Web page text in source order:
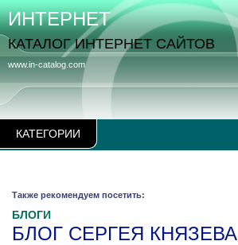
КАТЕГОРИИ
www.in-catalog.com
ИНТЕРНЕТ
КАТАЛОГ ИНТЕРНЕТ САЙТОВ
Также рекомендуем посетить:
БЛОГИ
БЛОГ СЕРГЕЯ КНЯЗЕВА